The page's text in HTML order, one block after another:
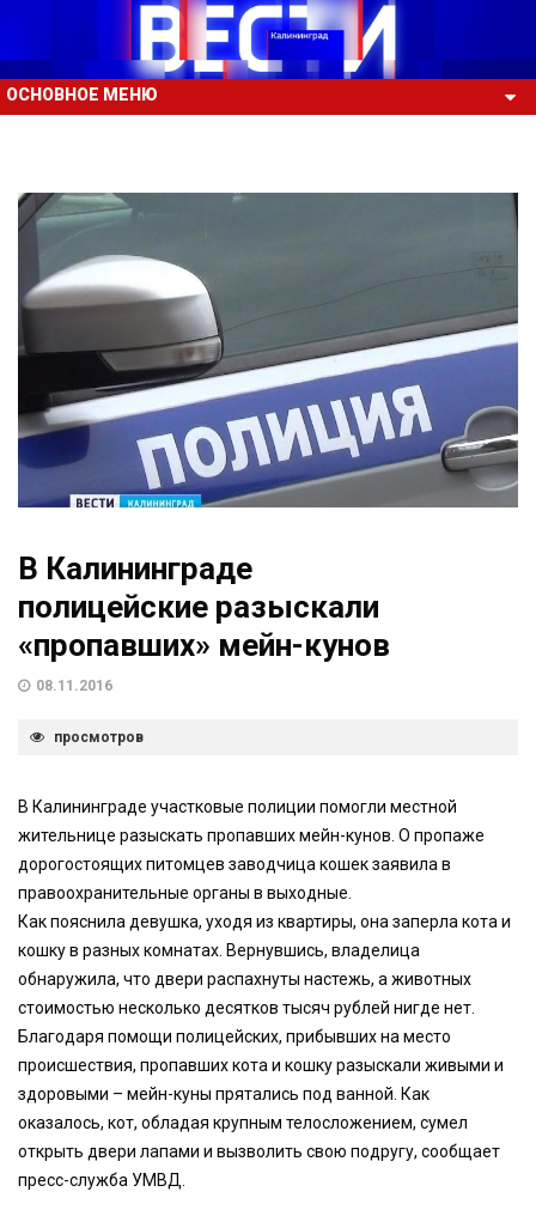
ОСНОВНОЕ МЕНЮ
В Калининграде
полицейские разыскали
«пропавших» мейн-кунов
08.11.2016
просмотров
В Калининграде участковые полиции помогли местной
жительнице разыскать пропавших мейн-кунов. О пропаже
дорогостоящих питомцев заводчица кошек заявила в
правоохранительные органы в выходные.
Как пояснила девушка, уходя из квартиры, она заперла кота и
кошку в разных комнатах. Вернувшись, владелица
обнаружила, что двери распахнуты настежь, а животных
стоимостью несколько десятков тысяч рублей нигде нет.
Благодаря помощи полицейских, прибывших на место
происшествия, пропавших кота и кошку разыскали живыми и
здоровыми – мейн-куны прятались под ванной. Как
оказалось, кот, обладая крупным телосложением, сумел
открыть двери лапами и вызволить свою подругу, сообщает
пресс-служба УМВД.